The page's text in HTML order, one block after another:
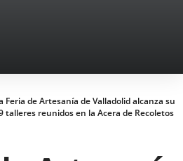
Feria de Artesanía de Valladolid alcanza su
talleres reunidos en la Acera de Recoletos